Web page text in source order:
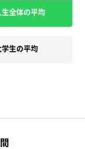
全体の平均
学生の平均